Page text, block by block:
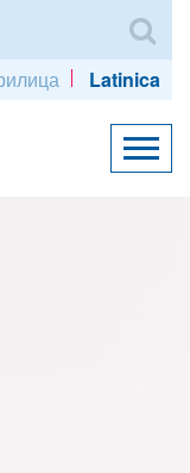
Latinica